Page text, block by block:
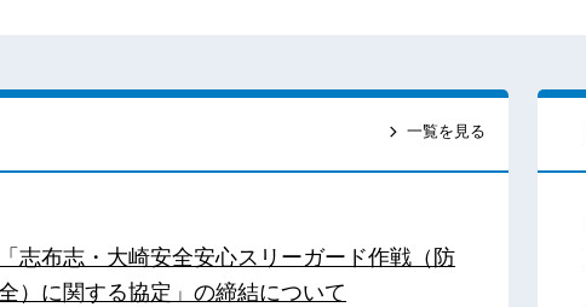
一覧を見る
志布志・大崎安全安心スリーガード作戦（防
）に関する協定」の締結について